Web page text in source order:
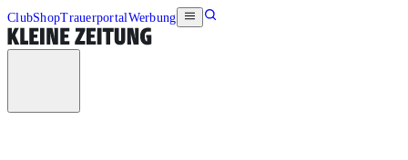
ClubShopTrauerportalWerbung